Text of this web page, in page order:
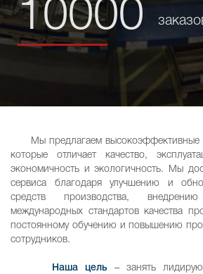
10000
Мы предлагаем высокоэффективные
которые отличает качество,
экономичность и экологичность. Мы
сервиса благодаря улучшению и
средств производства,
международных стандартов качества
постоянному обучению и повышению
сотрудников.
Наша цель
– занять